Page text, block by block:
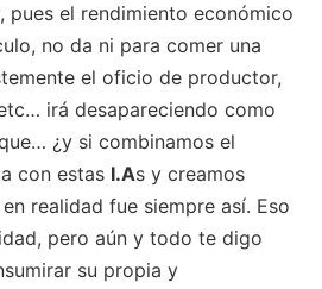
pues el rendimiento económico
no da ni para comer una
el oficio de productor,
irá desapareciendo como
¿y si combinamos el
con estas I.As y creamos
realidad fue siempre así. Eso
pero aún y todo te digo
su propia y